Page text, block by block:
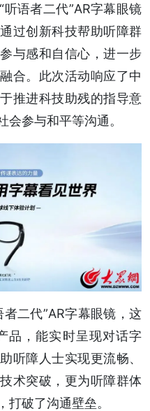
语者二代”AR字幕眼镜
过创新科技帮助听障群
与感和自信心，进一步
合。此次活动响应了中
推进科技助残的指导意
会参与和平等沟通。
二代”AR字幕眼镜，这
品，能实时呈现对话字
听障人士实现更流畅、
术突破，更为听障群体
破了沟通壁垒。